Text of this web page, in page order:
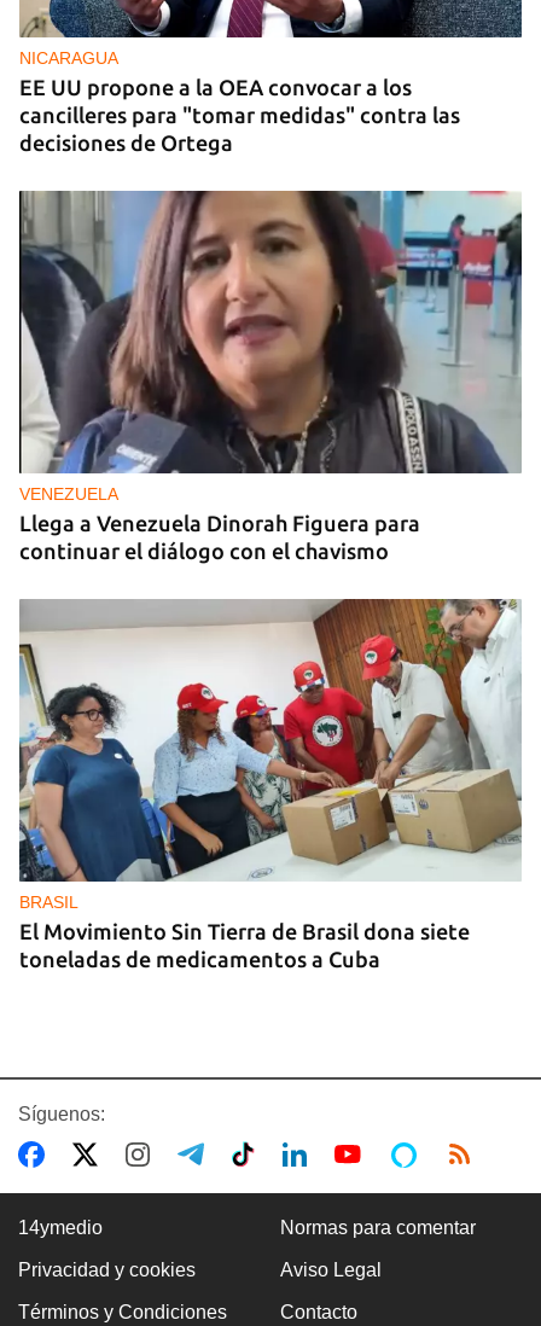
censura en un homenaje en La Habana
NICARAGUA
EE UU propone a la OEA convocar a los
cancilleres para "tomar medidas" contra las
decisiones de Ortega
VENEZUELA
Llega a Venezuela Dinorah Figuera para
continuar el diálogo con el chavismo
BRASIL
El Movimiento Sin Tierra de Brasil dona siete
toneladas de medicamentos a Cuba
INTELIGENCIA
Síguenos:
14ymedio Normas para comentar
Privacidad y cookies Aviso Legal
Términos y Condiciones Contacto